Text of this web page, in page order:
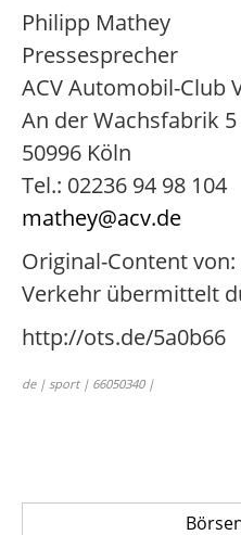
Philipp Mathey
Pressesprecher
ACV Automobil-Club
An der Wachsfabrik 5
50996 Köln
Tel.: 02236 94 98 104
mathey@acv.de
Original-Content
Verkehr übermittelt
http://ots.de/5a0b66
de | sport | 66050340 |